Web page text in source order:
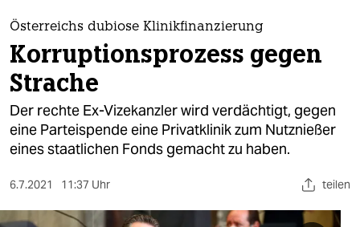
themen
politik
öko
gesellschaft
sport
Österreichs dubiose Klinikfinanzierung
Korruptionsprozess gegen
Strache
Der rechte Ex-Vizekanzler wird verdächtigt, gegen
eine Parteispende eine Privatklinik zum Nutznießer
eines staatlichen Fonds gemacht zu haben.
6.7.2021 11:37 Uhr teilen